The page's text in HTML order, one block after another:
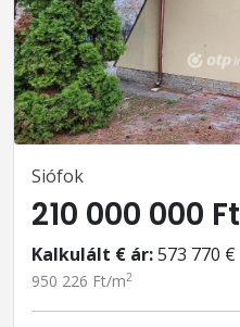
Siófok
210 000 000 Ft
Kalkulált € ár:573 770 €
950 226 Ft/m2